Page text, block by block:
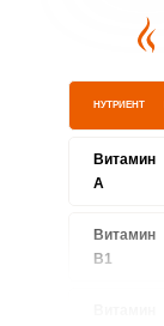
НУТРИЕНТ
Витамин
A
Витамин
В1